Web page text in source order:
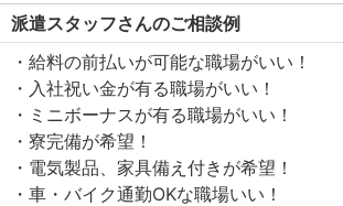
派遣スタッフさんのご相談例
・給料の前払いが可能な職場がいい！
・入社祝い金が有る職場がいい！
・ミニボーナスが有る職場がいい！
・寮完備が希望！
・電気製品、家具備え付きが希望！
・車・バイク通勤OKな職場いい！